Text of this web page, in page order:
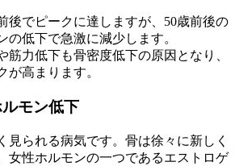
後でピークに達しますが、50歳前後の
の低下で急激に減少します。
筋力低下も骨密度低下の原因となり、
が高まります。
モン低下
見られる病気です。骨は徐々に新しく
女性ホルモンの一つであるエストロゲ